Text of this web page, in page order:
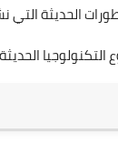
الحديثة التي